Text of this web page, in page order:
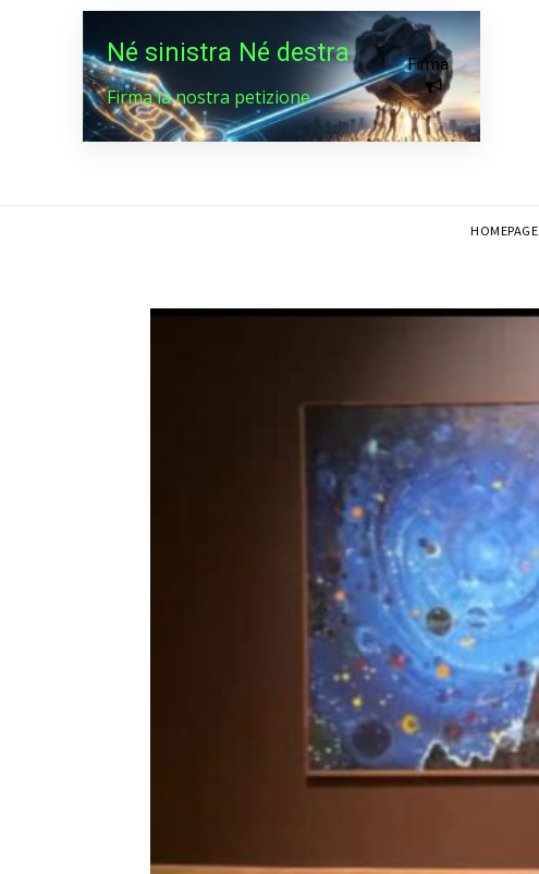
Né sinistra Né destra
Firma la nostra petizione
Firma
HOMEPAGE